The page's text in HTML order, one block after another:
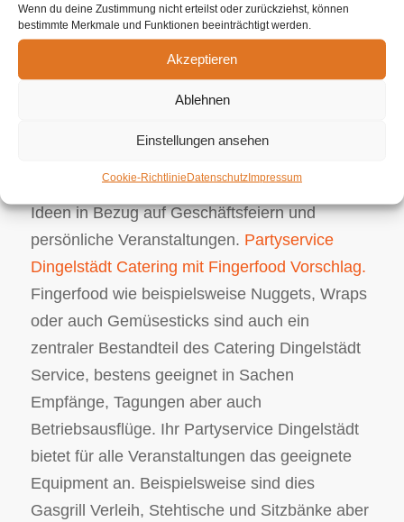
Wenn du deine Zustimmung nicht erteilst oder zurückziehst, können
bestimmte Merkmale und Funktionen beeinträchtigt werden.
Akzeptieren
Ablehnen
Einstellungen ansehen
Cookie-RichtlinieDatenschutzImpressum
um ein Ostercatering oder auch eine wichtige
Geschäftsveranstaltung handelt, wir als
Partyservice sind immer für Sie da, um alle
Ersuchen in Perfektion und Versiertheit zu
erfüllen. Unser umfangreiches Angebot reicht
Buffets bis zu extravaganten Partyservice
Ideen in Bezug auf Geschäftsfeiern und
persönliche Veranstaltungen. Partyservice
Dingelstädt Catering mit Fingerfood Vorschlag.
Fingerfood wie beispielsweise Nuggets, Wraps
oder auch Gemüsesticks sind auch ein
zentraler Bestandteil des Catering Dingelstädt
Service, bestens geeignet in Sachen
Empfänge, Tagungen aber auch
Betriebsausflüge. Ihr Partyservice Dingelstädt
bietet für alle Veranstaltungen das geeignete
Equipment an. Beispielsweise sind dies
Gasgrill Verleih, Stehtische und Sitzbänke aber